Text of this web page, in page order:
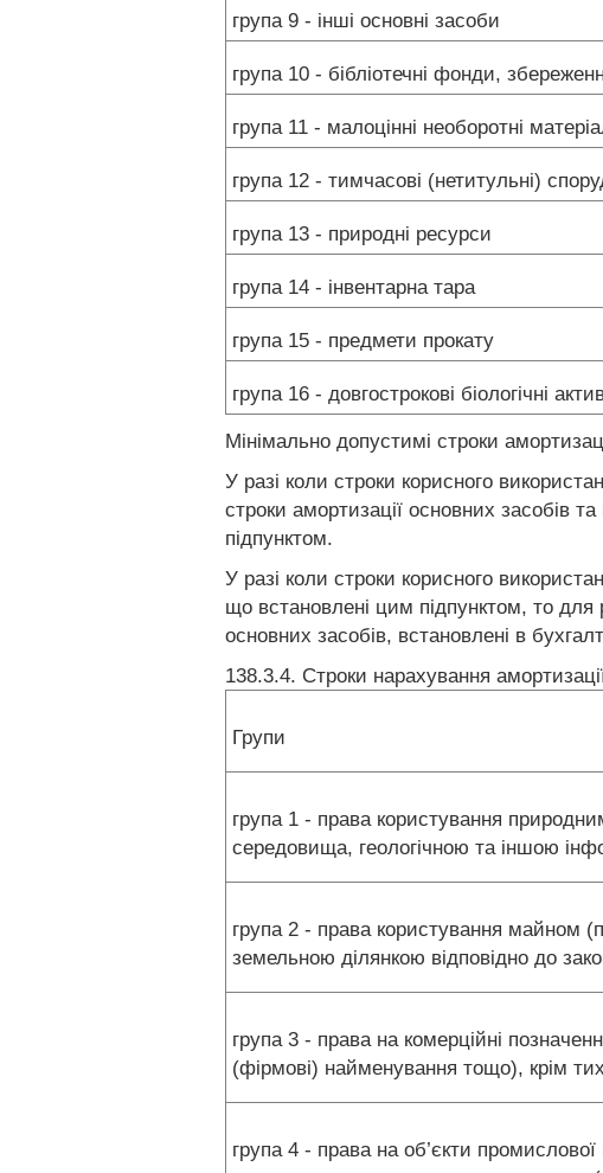
група 9 - інші основні засоби
група 10 - бібліотечні фонди,
група 11 - малоцінні необоротні
група 12 - тимчасові (нетитульні)
група 13 - природні ресурси
група 14 - інвентарна тара
група 15 - предмети прокату
група 16 - довгострокові біологічні
Мінімально допустимі строки
У разі коли строки корисного
строки амортизації основних засобів
підпунктом.
У разі коли строки корисного
що встановлені цим підпунктом, то для
основних засобів, встановлені в
138.3.4. Строки нарахування
Групи
група 1 - права користування
середовища, геологічною та іншою
група 2 - права користування майном
земельною ділянкою відповідно до
група 3 - права на комерційні
(фірмові) найменування тощо), крім
група 4 - права на об’єкти